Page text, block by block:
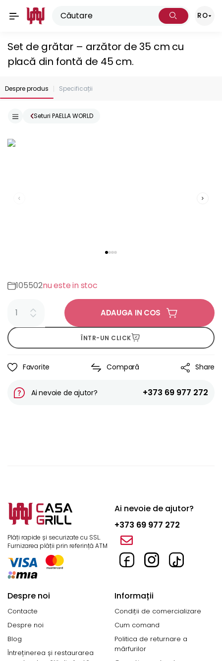
RO
Set de grătar – arzător de 35 cm cu
placă din fontă de 45 cm.
Despre produs Specificații
Seturi PAELLA WORLD
105502nu este in stoc
ADAUGA IN COS
ÎNTR-UN CLICK
Favorite Compară Share
Ai nevoie de ajutor? +373 69 977 272
Plăți rapide și securizate cu SSL.
Furnizarea plății prin referință ATM
Ai nevoie de ajutor?
+373 69 977 272
Despre noi
Contacte
Despre noi
Blog
Întreținerea și restaurarea
Informații
Condiții de comercializare
Cum comand
Politica de returnare a
mărfurilor